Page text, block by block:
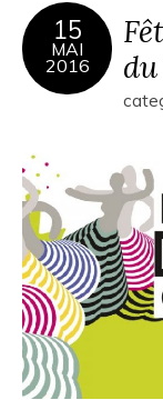
15
MAI
2016